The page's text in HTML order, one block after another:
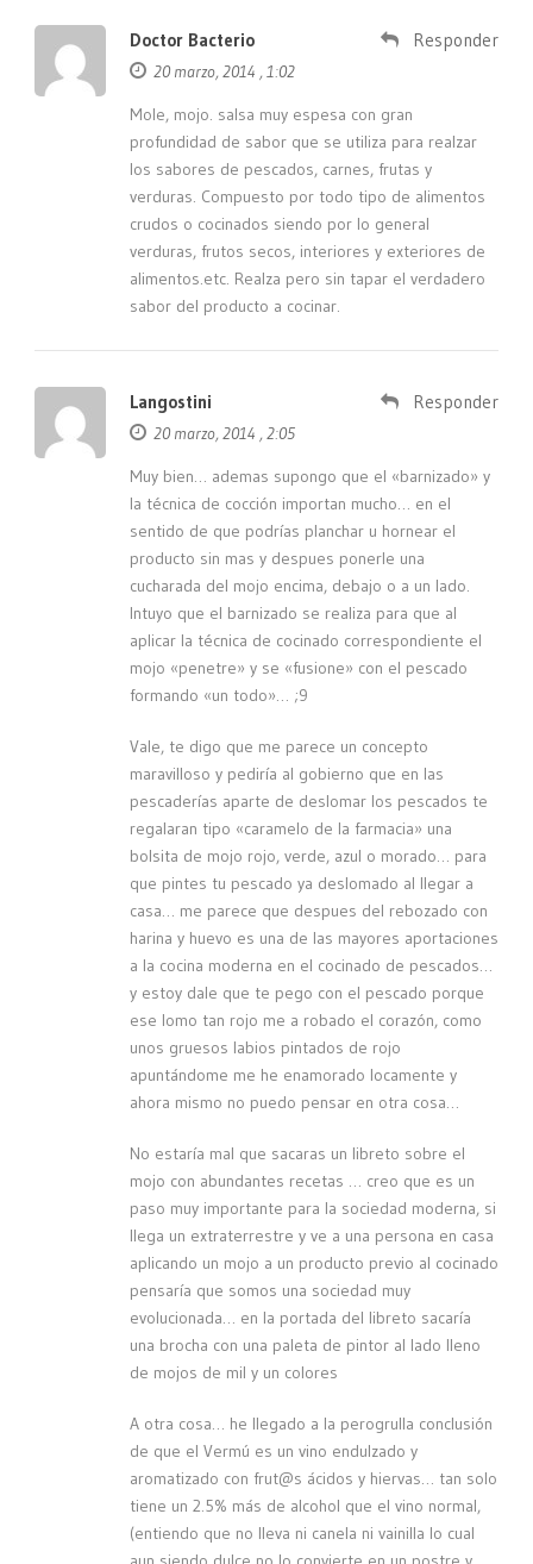
Doctor Bacterio
20 marzo, 2014 , 1:02
Responder
Mole, mojo. salsa muy espesa con gran
profundidad de sabor que se utiliza para realzar
los sabores de pescados, carnes, frutas y
verduras. Compuesto por todo tipo de alimentos
crudos o cocinados siendo por lo general
verduras, frutos secos, interiores y exteriores de
alimentos.etc. Realza pero sin tapar el verdadero
sabor del producto a cocinar.
Langostini
20 marzo, 2014 , 2:05
Responder
Muy bien… ademas supongo que el «barnizado» y
la técnica de cocción importan mucho… en el
sentido de que podrías planchar u hornear el
producto sin mas y despues ponerle una
cucharada del mojo encima, debajo o a un lado.
Intuyo que el barnizado se realiza para que al
aplicar la técnica de cocinado correspondiente el
mojo «penetre» y se «fusione» con el pescado
formando «un todo»… ;9
Vale, te digo que me parece un concepto
maravilloso y pediría al gobierno que en las
pescaderías aparte de deslomar los pescados te
regalaran tipo «caramelo de la farmacia» una
bolsita de mojo rojo, verde, azul o morado… para
que pintes tu pescado ya deslomado al llegar a
casa… me parece que despues del rebozado con
harina y huevo es una de las mayores aportaciones
a la cocina moderna en el cocinado de pescados…
y estoy dale que te pego con el pescado porque
ese lomo tan rojo me a robado el corazón, como
unos gruesos labios pintados de rojo
apuntándome me he enamorado locamente y
ahora mismo no puedo pensar en otra cosa…
No estaría mal que sacaras un libreto sobre el
mojo con abundantes recetas … creo que es un
paso muy importante para la sociedad moderna, si
llega un extraterrestre y ve a una persona en casa
aplicando un mojo a un producto previo al cocinado
pensaría que somos una sociedad muy
evolucionada… en la portada del libreto sacaría
una brocha con una paleta de pintor al lado lleno
de mojos de mil y un colores
A otra cosa… he llegado a la perogrulla conclusión
de que el Vermú es un vino endulzado y
aromatizado con frut@s ácidos y hiervas… tan solo
tiene un 2.5% más de alcohol que el vino normal,
(entiendo que no lleva ni canela ni vainilla lo cual